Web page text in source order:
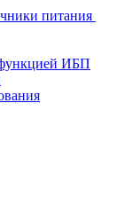
питания
ИБП